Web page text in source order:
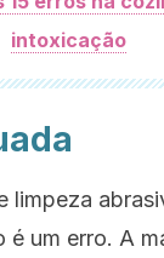
intoxicação
limpeza
um erro. A